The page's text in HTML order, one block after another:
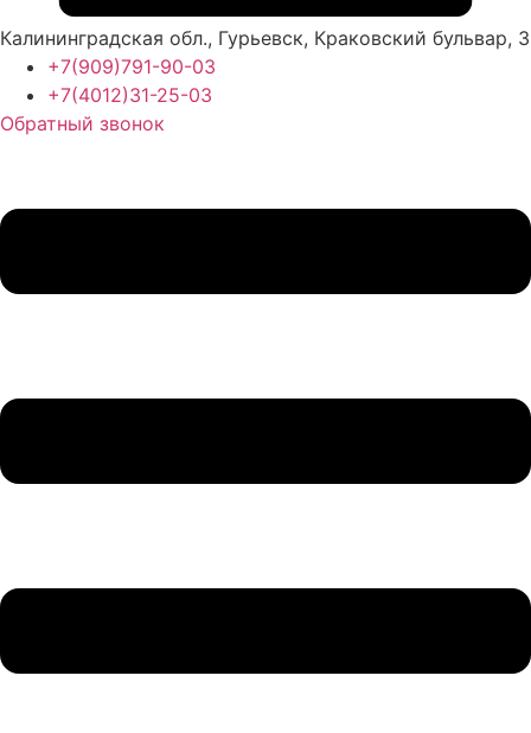
Калининградская обл., Гурьевск, Краковский бульвар, 3
+7(909)791-90-03
+7(4012)31-25-03
Обратный звонок